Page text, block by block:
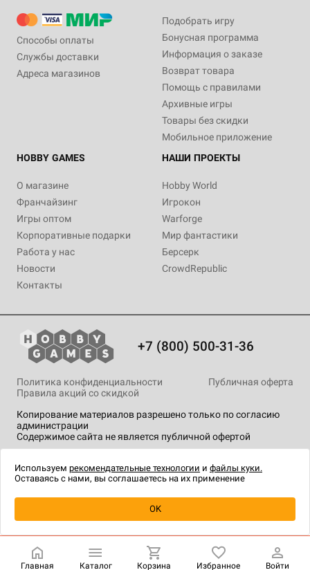
Уведомить о наличии
Способы оплаты
Службы доставки
Адреса магазинов
Подобрать игру
Бонусная программа
Информация о заказе
Возврат товара
Помощь с правилами
Архивные игры
Товары без скидки
Мобильное приложение
HOBBY GAMES
О магазине
Франчайзинг
Игры оптом
Корпоративные подарки
Работа у нас
Новости
Контакты
НАШИ ПРОЕКТЫ
Hobby World
Игрокон
Warforge
Мир фантастики
Берсерк
CrowdRepublic
+7 (800) 500-31-36
Копирование материалов разрешено только по согласию
администрации
Содержимое сайта не является публичной офертой
Политика конфиденциальности
Публичная оферта
Правила акций со скидкой
технологии.
Главная Каталог Корзина Избранное Войти
Используем рекомендательные технологии и файлы куки.
Оставаясь с нами, вы соглашаетесь на их применение
OK